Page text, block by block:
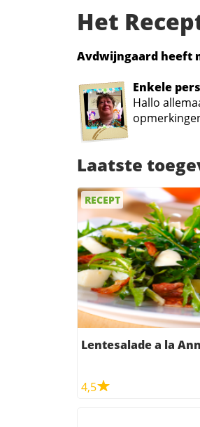
Het
Avdwijngaard heeft
Enkele
Hallo
Laatste
RECEPT
Lentesalade a la
4,5